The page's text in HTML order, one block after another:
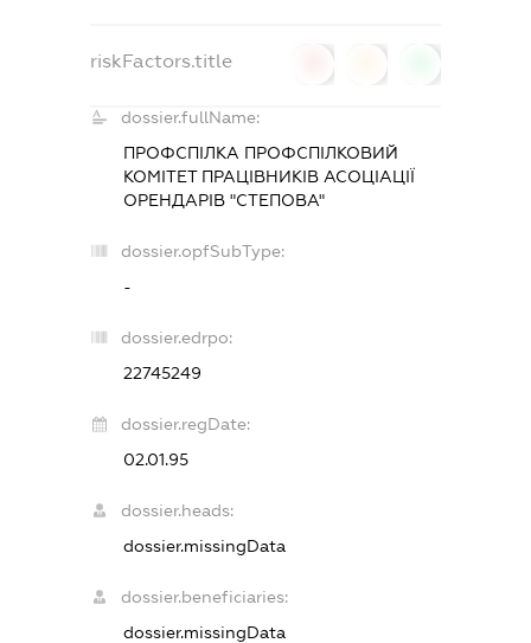
riskFactors.title
dossier.fullName:
ПРОФСПІЛКА ПРОФСПІЛКОВИЙ
КОМІТЕТ ПРАЦІВНИКІВ АСОЦІАЦІЇ
ОРЕНДАРІВ "СТЕПОВА"
dossier.opfSubType:
-
dossier.edrpo:
22745249
dossier.regDate:
02.01.95
dossier.heads:
dossier.missingData
dossier.beneficiaries:
dossier.missingData